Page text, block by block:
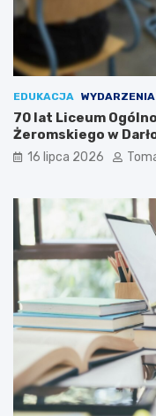
EDUKACJA WYDARZENIA
70 lat Liceum
Żeromskiego w
16 lipca 2026